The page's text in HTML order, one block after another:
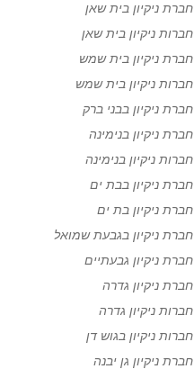
חברת ניקיון בית שאן
חברות ניקיון בית שאן
חברת ניקיון בית שמש
חברות ניקיון בית שמש
חברת ניקיון בבני ברק
חברת ניקיון בנימינה
חברות ניקיון בנימינה
חברת ניקיון בבת ים
חברת ניקיון בת ים
חברת ניקיון בגבעת שמואל
חברת ניקיון גבעתיים
חברת ניקיון גדרה
חברות ניקיון גדרה
חברות ניקיון בגוש דן
חברת ניקיון גן יבנה